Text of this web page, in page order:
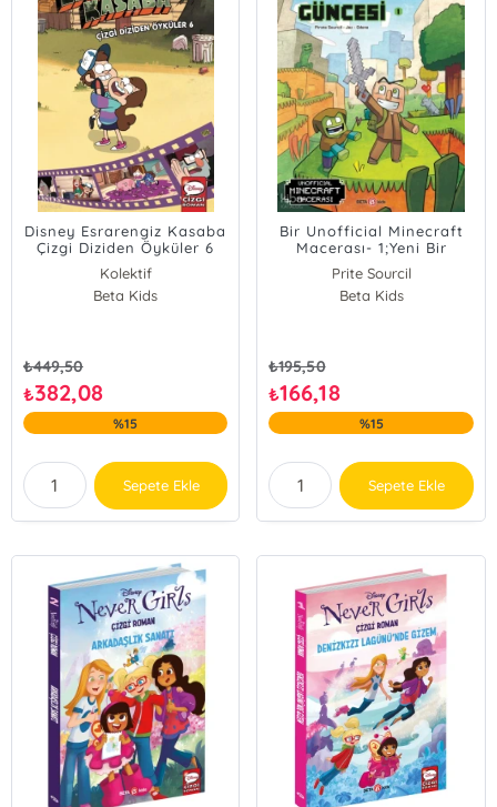
Disney Esrarengiz Kasaba
Çizgi Diziden Öyküler 6
(Ciltli)
Kolektif
Beta Kids
₺449,50
₺382,08
%15
Sepete Ekle
Bir Unofficial Minecraft
Macerası- 1;Yeni Bir
Savaşçı
Prite Sourcil
Beta Kids
₺195,50
₺166,18
%15
Sepete Ekle